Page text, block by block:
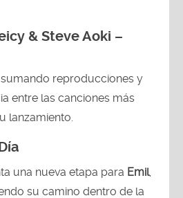
& Steve Aoki –
reproducciones y
entre las canciones más
lanzamiento.
una nueva etapa para Emil,
su camino dentro de la